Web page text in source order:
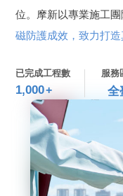
位。摩新以專業施工
磁防護成效，致力打造
已完成工程數
1,000+
服務
全